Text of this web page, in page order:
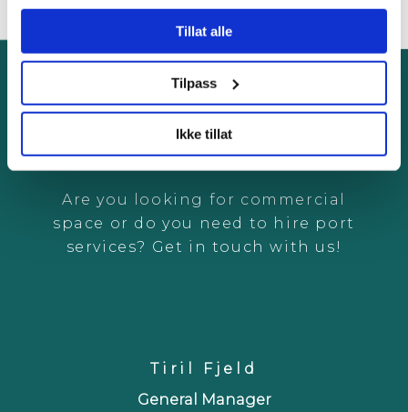
Tillat alle
Tilpass
Ikke tillat
CONTACT US
Are you looking for commercial
space or do you need to hire port
services? Get in touch with us!
Tiril Fjeld
General Manager